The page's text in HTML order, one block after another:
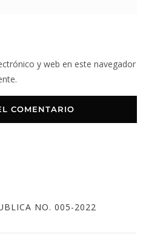
y web en este navegador
NO. 005-2022